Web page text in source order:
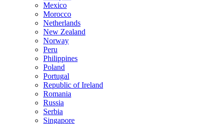
Mexico
Morocco
Netherlands
New Zealand
Norway
Peru
Philippines
Poland
Portugal
Republic of Ireland
Romania
Russia
Serbia
Singapore